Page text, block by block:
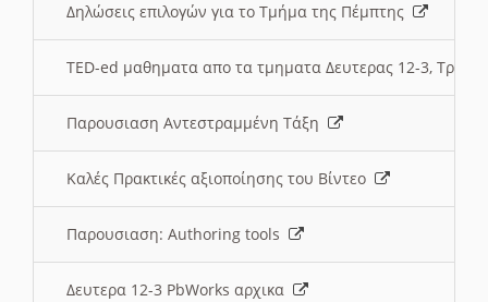
Δηλώσεις επιλογών για το Τμήμα της Πέμπτης
TED-ed μαθηματα απο τα τμηματα Δευτερας 12-3,
Παρουσιαση Αντεστραμμένη Τάξη
Καλές Πρακτικές αξιοποίησης του Βίντεο
Παρουσιαση: Authoring tools
Δευτερα 12-3 PbWorks αρχικα